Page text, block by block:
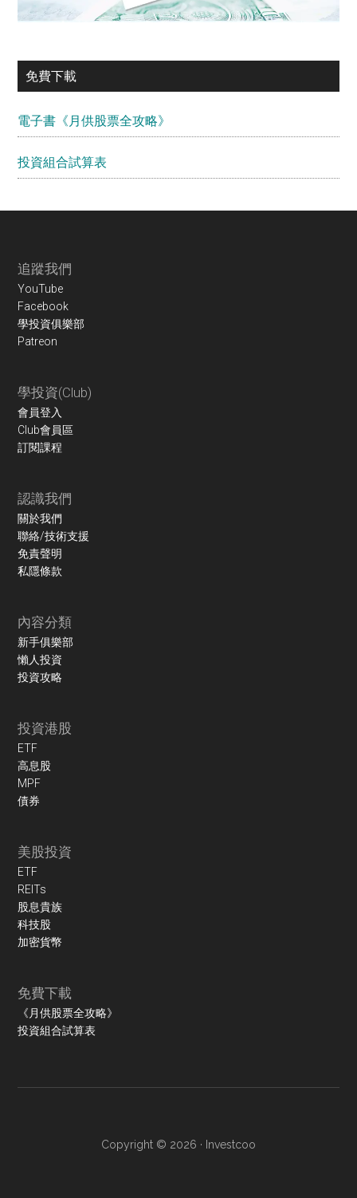
免費下載
電子書《月供股票全攻略》
投資組合試算表
Footer
追蹤我們
YouTube
Facebook
學投資俱樂部
Patreon
學投資(Club)
會員登入
Club會員區
訂閱課程
認識我們
關於我們
聯絡/技術支援
免責聲明
私隱條款
內容分類
新手俱樂部
懶人投資
投資攻略
投資港股
ETF
高息股
MPF
債券
美股投資
ETF
REITs
股息貴族
科技股
加密貨幣
免費下載
《月供股票全攻略》
投資組合試算表
Copyright © 2026 · Investcoo